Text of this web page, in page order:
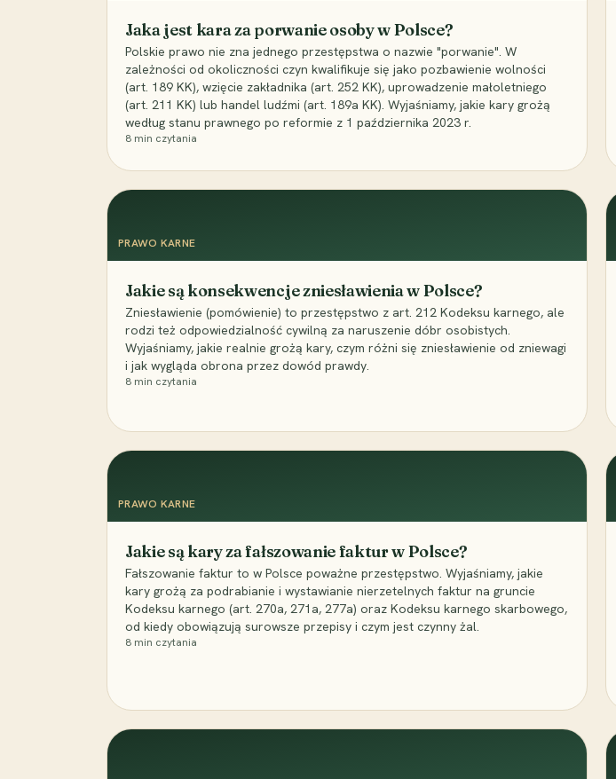
Jaka jest kara za porwanie osoby w Polsce?
Polskie prawo nie zna jednego przestępstwa o nazwie "porwanie". W
zależności od okoliczności czyn kwalifikuje się jako pozbawienie wolności
(art. 189 KK), wzięcie zakładnika (art. 252 KK), uprowadzenie małoletniego
(art. 211 KK) lub handel ludźmi (art. 189a KK). Wyjaśniamy, jakie kary grożą
według stanu prawnego po reformie z 1 października 2023 r.
8 min czytania
PRAWO KARNE
Jakie są konsekwencje zniesławienia w Polsce?
Zniesławienie (pomówienie) to przestępstwo z art. 212 Kodeksu karnego, ale
rodzi też odpowiedzialność cywilną za naruszenie dóbr osobistych.
Wyjaśniamy, jakie realnie grożą kary, czym różni się zniesławienie od zniewagi
i jak wygląda obrona przez dowód prawdy.
8 min czytania
PRAWO KARNE
Jakie są kary za fałszowanie faktur w Polsce?
Fałszowanie faktur to w Polsce poważne przestępstwo. Wyjaśniamy, jakie
kary grożą za podrabianie i wystawianie nierzetelnych faktur na gruncie
Kodeksu karnego (art. 270a, 271a, 277a) oraz Kodeksu karnego skarbowego,
od kiedy obowiązują surowsze przepisy i czym jest czynny żal.
8 min czytania